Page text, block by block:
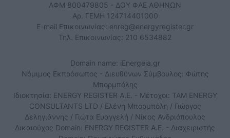
ΑΦΜ 800479805 - ΔΟΥ ΦΑΕ ΑΘΗΝΩΝ
Αρ. ΓΕΜΗ 124714401000
E-mail Επικοινωνίας: enreg@energyregister.gr
Τηλ. Επικοινωνίας: 210 6534882
Domain name: iEnergeia.gr
Νόμιμος Εκπρόσωπος - Διευθύνων Σύμβουλος: Φώτης
Μπορμπόλης
Ιδιοκτησία: ENERGY REGISTER Α.Ε. - Μέτοχοι: TAM ENERGY
CONSULTANTS LTD / Ελένη Μπορμπόλη / Γιώργος
Δεληγιάννης / Γιώτα Ευαγγελή / Νίκος Ανδριόπουλος
Δικαιούχος Domain: ENERGY REGISTER Α.Ε. - Διαχειριστής